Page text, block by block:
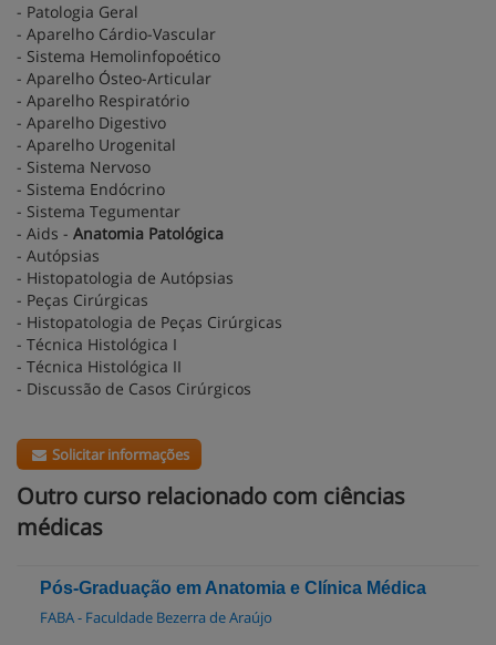
- Patologia Geral
- Aparelho Cárdio-Vascular
- Sistema Hemolinfopoético
- Aparelho Ósteo-Articular
- Aparelho Respiratório
- Aparelho Digestivo
- Aparelho Urogenital
- Sistema Nervoso
- Sistema Endócrino
- Sistema Tegumentar
- Aids - Anatomia Patológica
- Autópsias
- Histopatologia de Autópsias
- Peças Cirúrgicas
- Histopatologia de Peças Cirúrgicas
- Técnica Histológica I
- Técnica Histológica II
- Discussão de Casos Cirúrgicos
Solicitar informações
Outro curso relacionado com ciências
médicas
Pós-Graduação em Anatomia e Clínica Médica
FABA - Faculdade Bezerra de Araújo